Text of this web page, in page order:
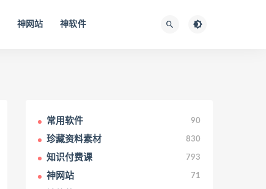
神网站 神软件
常用软件 90
珍藏资料素材 830
知识付费课 793
神网站 71